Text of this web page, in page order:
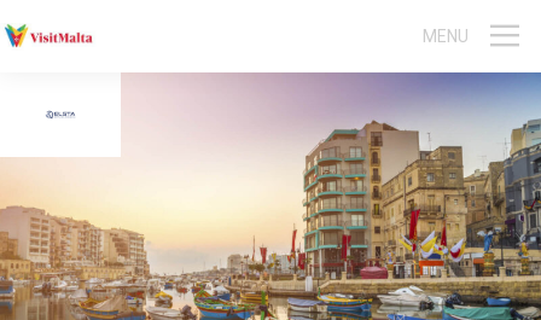
Malta-Reisen
Gozo-Reisen
Gruppen- und Aktivreisen
Event-Reisen
Sprachreisen
MENU